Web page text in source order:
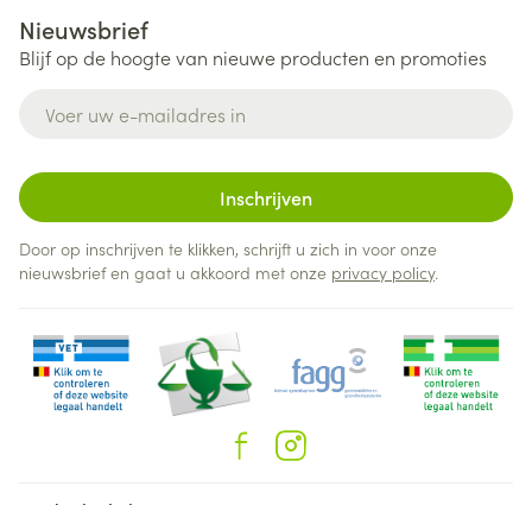
Nieuwsbrief
Blijf op de hoogte van nieuwe producten en promoties
Inschrijven
Door op inschrijven te klikken, schrijft u zich in voor onze
nieuwsbrief en gaat u akkoord met onze privacy policy.